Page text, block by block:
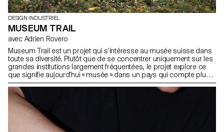
DESIGN INDUSTRIEL
MUSEUM TRAIL
avec Adrien Rovero
Museum Trail est un projet qui s’intéresse au musée suisse dans
toute sa diversité. Plutôt que de se concentrer uniquement sur les
grandes institutions largement fréquentées, le projet explore ce
que signifie aujourd’hui « musée » dans un pays qui compte plus
de mille structures muséales, soit l’une des plus fortes densités
au monde.